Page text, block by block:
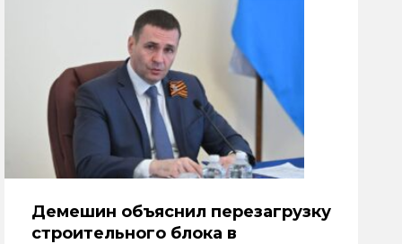
Демешин объяснил перезагрузку
строительного блока в